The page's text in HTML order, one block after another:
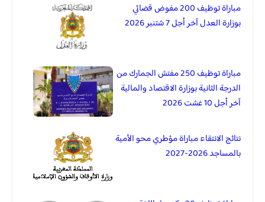
مباراة توظيف 200 مفوض قضائي
بوزارة العدل آخر أجل 7 شتنبر 2026
مباراة توظيف 250 مفتش الجمارك من
الدرجة الثانية بوزارة الاقتصاد والمالية
آخر أجل 10 غشت 2026
نتائج الانتقاء مباراة مؤطري محو الأمية
بالمساجد 2026-2027